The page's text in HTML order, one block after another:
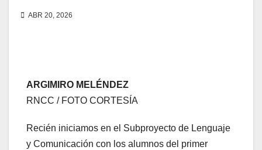
ABR 20, 2026
ARGIMIRO MELÉNDEZ
RNCC / FOTO CORTESÍA
Recién iniciamos en el Subproyecto de Lenguaje
y Comunicación con los alumnos del primer